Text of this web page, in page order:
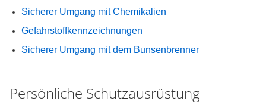
Sicherer Umgang mit Chemikalien
Gefahrstoffkennzeichnungen
Sicherer Umgang mit dem Bunsenbrenner
Persönliche Schutzausrüstung